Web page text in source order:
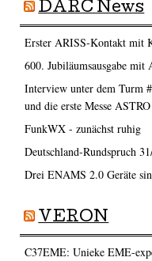
DARC News
Erster ARISS-Kontakt mit
600. Jubiläumsausgabe
Interview unter dem Turm
und die erste Messe ASTRO
FunkWX - zunächst ruhig
Deutschland-Rundspruch
Drei ENAMS 2.0 Geräte
VERON
C37EME: Unieke EME-